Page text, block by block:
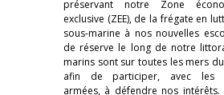
préservant notre Zone
exclusive (ZEE), de la frégate en
sous-marine à nos nouvelles
de réserve le long de notre
marins sont sur toutes les mers
afin de participer, avec les
armées, à défendre nos intérêts.